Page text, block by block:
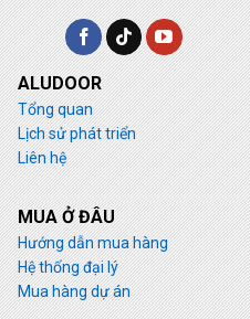
ALUDOOR
Tổng quan
Lịch sử phát triển
Liên hệ
MUA Ở ĐÂU
Hướng dẫn mua hàng
Hệ thống đại lý
Mua hàng dự án